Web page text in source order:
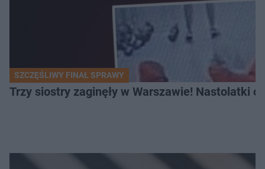
SZCZĘŚLIWY FINAŁ SPRAWY
Trzy siostry zaginęły w Warszawie! Nastolatki